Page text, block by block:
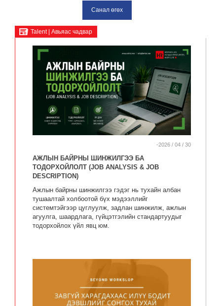
Talent | Авьяас чадвар
-2026 / 04 / 30
АЖЛЫН БАЙРНЫ ШИНЖИЛГЭЭ БА
ТОДОРХОЙЛОЛТ (JOB ANALYSIS & JOB
DESCRIPTION)
Ажлын байрны шинжилгээ гэдэг нь тухайн албан
тушаалтай холбоотой бүх мэдээллийг
системтэйгээр цуглуулж, задлан шинжилж, ажлын
агуулга, шаардлага, гүйцэтгэлийн стандартуудыг
тодорхойлох үйл явц юм.